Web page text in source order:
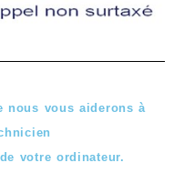
nous vous aiderons à
votre ordinateur.